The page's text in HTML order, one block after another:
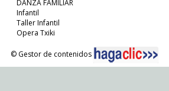
DANZA FAMILIAR
Infantil
Taller Infantil
Opera Txiki
© Gestor de contenidos